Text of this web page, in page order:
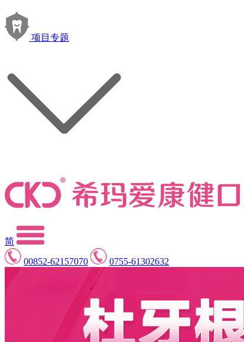
项目专题
简
00852-62157070
0755-61302632